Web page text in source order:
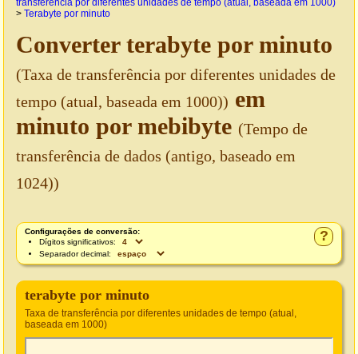
transferência por diferentes unidades de tempo (atual, baseada em 1000)
> Terabyte por minuto
Converter terabyte por minuto
(Taxa de transferência por diferentes unidades de
tempo (atual, baseada em 1000)) em
minuto por mebibyte (Tempo de
transferência de dados (antigo, baseado em
1024))
?
Configurações de conversão:
Dígitos significativos:
Separador decimal:
terabyte por minuto
Taxa de transferência por diferentes unidades de tempo (atual,
baseada em 1000)